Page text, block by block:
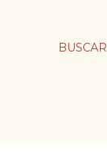
BUSCAR